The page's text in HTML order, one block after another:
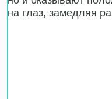
на глаз, замедляя